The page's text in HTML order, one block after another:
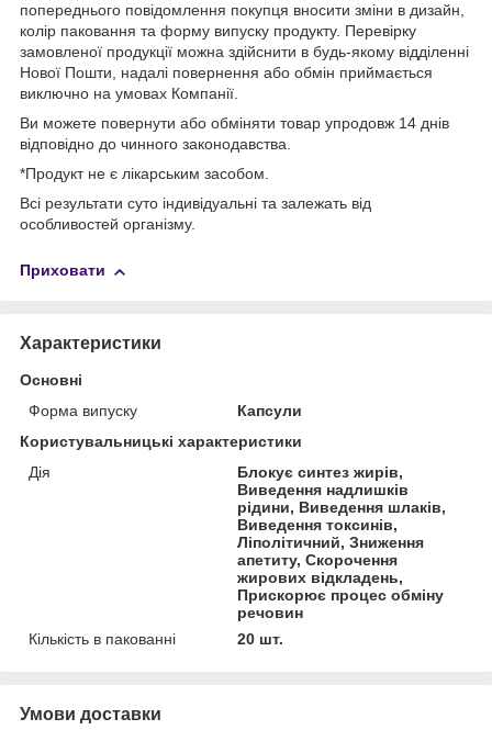
попереднього повідомлення покупця вносити зміни в дизайн,
колір паковання та форму випуску продукту. Перевірку
замовленої продукції можна здійснити в будь-якому відділенні
Нової Пошти, надалі повернення або обмін приймається
виключно на умовах Компанії.
Ви можете повернути або обміняти товар упродовж 14 днів
відповідно до чинного законодавства.
*Продукт не є лікарським засобом.
Всі результати суто індивідуальні та залежать від
особливостей організму.
Приховати
Характеристики
Основні
Форма випуску
Капсули
Користувальницькі характеристики
Дія
Блокує синтез жирів,
Виведення надлишків
рідини, Виведення шлаків,
Виведення токсинів,
Ліполітичний, Зниження
апетиту, Скорочення
жирових відкладень,
Прискорює процес обміну
речовин
Кількість в пакованні
20 шт.
Умови доставки